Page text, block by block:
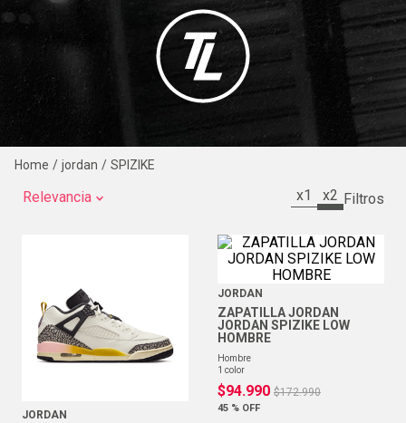
jordan SPIZIKE
Relevancia x1 x2
JORDAN
JORDAN
ZAPATILLA JORDAN
JORDAN SPIZIKE LOW
HOMBRE
hombre
1 color
$94.990 $172.990
45 % OFF